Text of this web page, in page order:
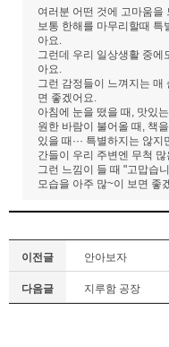
여러분 어떤 것에 고마움을
보통 한해를 마무리할때 특
아요.
그런데 우리 일상생활 중에
아요.
그런 감정들이 느껴지는 매
면 좋겠어요.
아침에 눈을 떴을 때, 맛있
원한 바람이 불어올 때, 책
있을 때··· 특별하지는 않
간들이 우리 주변엔 무척
그런 느낌이 들 때 "고맙습
모습을 아주 많~이 보면 좋
이전글 안아보자
다음글 지루함 공장